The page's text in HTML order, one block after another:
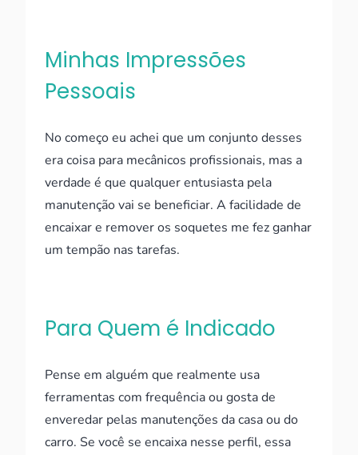
Minhas Impressões
Pessoais
No começo eu achei que um conjunto desses
era coisa para mecânicos profissionais, mas a
verdade é que qualquer entusiasta pela
manutenção vai se beneficiar. A facilidade de
encaixar e remover os soquetes me fez ganhar
um tempão nas tarefas.
Para Quem é Indicado
Pense em alguém que realmente usa
ferramentas com frequência ou gosta de
enveredar pelas manutenções da casa ou do
carro. Se você se encaixa nesse perfil, essa